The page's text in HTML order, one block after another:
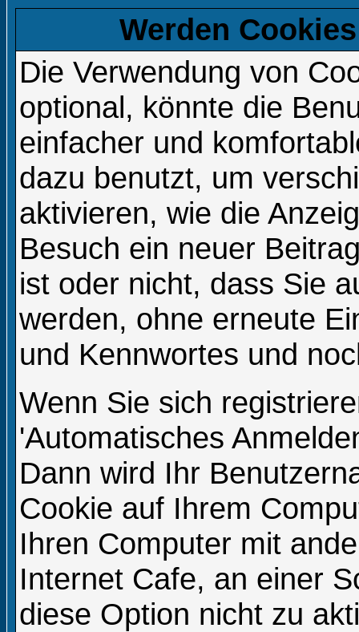
Werden
Die Verwendung von
optional, könnte die
einfacher und
dazu benutzt, um
aktivieren, wie die
Besuch ein neuer
ist oder nicht, dass Sie
werden, ohne erneute
und Kennwortes und
Wenn Sie sich
'Automatisches
Dann wird Ihr
Cookie auf Ihrem
Ihren Computer mit
Internet Cafe, an einer
diese Option nicht zu